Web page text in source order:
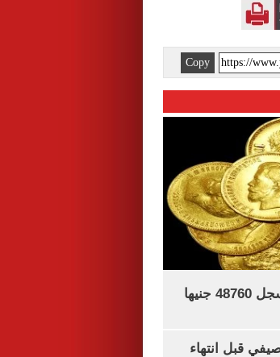
Copy
سعر الجنيه الذهب فى مصر يسجل 48760 جنيها
قبل انتهاء